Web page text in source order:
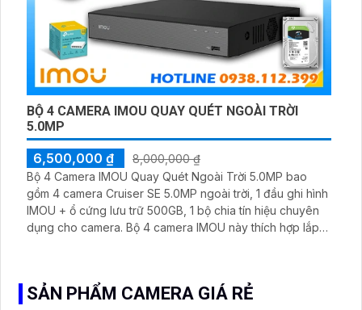
BỘ 4 CAMERA IMOU QUAY QUÉT NGOÀI TRỜI
5.0MP
6,500,000 ₫
8,000,000 ₫
Bộ 4 Camera IMOU Quay Quét Ngoài Trời 5.0MP bao
gồm 4 camera Cruiser SE 5.0MP ngoài trời, 1 đầu ghi hình
IMOU + ổ cứng lưu trữ 500GB, 1 bộ chia tín hiệu chuyên
dụng cho camera. Bộ 4 camera IMOU này thích hợp lắp
SẢN PHẨM CAMERA GIÁ RẺ